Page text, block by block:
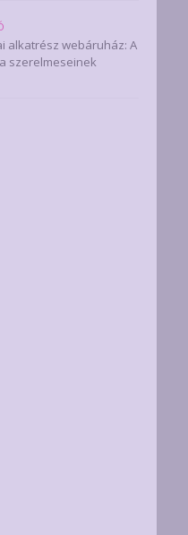
alkatrész webáruház: A
szerelmeseinek